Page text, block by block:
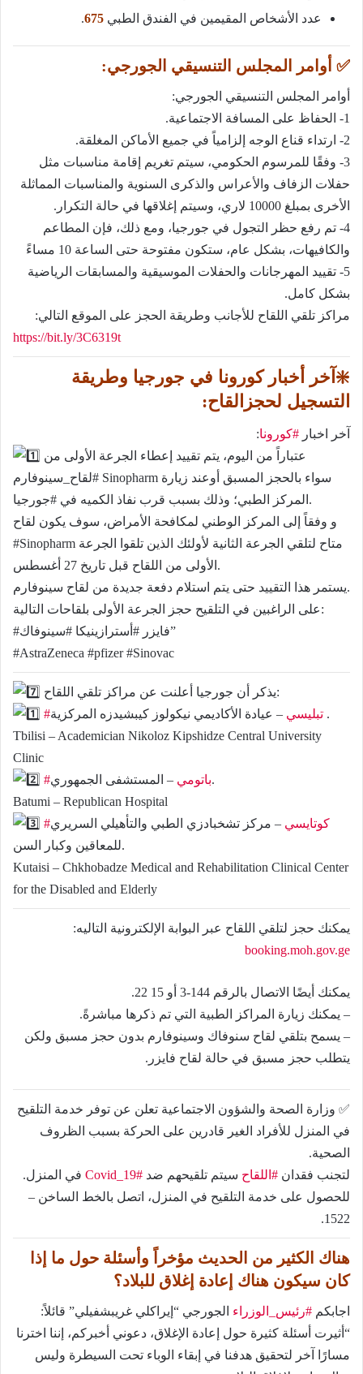
عدد الأشخاص المقيمين في الفندق الطبي
.
✅ أوامر المجلس التنسيقي الجورجي:
أوامر المجلس التنسيقي الجورجي:
1- الحفاظ على المسافة الاجتماعية.
2- ارتداء قناع الوجه إلزامياً في جميع الأماكن المغلقة.
3- وفقًا للمرسوم الحكومي، سيتم تغريم إقامة مناسبات مثل
حفلات الزفاف والأعراس والذكرى السنوية والمناسبات المماثلة
الأخرى بمبلغ 10000 لاري، وسيتم إغلاقها في حالة التكرار.
4- تم رفع حظر التجول في جورجيا، ومع ذلك، فإن المطاعم
والكافيهات، بشكل عام، ستكون مفتوحة حتى الساعة 10 مساءً
5- تقييد المهرجانات والحفلات الموسيقية والمسابقات الرياضية
بشكل كامل.
مراكز تلقي اللقاح للأجانب وطريقة الحجز على الموقع التالي:
https://bit.ly/3C6319t
❇️آخر أخبار كورونا في جورجيا وطريقة
التسجيل لحجزالقاح:
آخر اخبار #كورونا:
#لقاح_سينوفارم Sinopharm سواء بالحجز المسبق أوعند زيارة
المركز الطبي؛ وذلك بسبب قرب نفاذ الكميه في #جورجيا.
و وفقاً إلى المركز الوطني لمكافحة الأمراض، سوف يكون لقاح
#Sinopharm متاح لتلقي الجرعة الثانية لأولئك الذين تلقوا الجرعة
الأولى من اللقاح قبل تاريخ 27 أغسطس.
يستمر هذا التقييد حتى يتم استلام دفعة جديدة من لقاح سينوفارم.
على الراغبين في التلقيح حجز الجرعة الأولى بلقاحات التالية:
#فايزر #أسترازينيكا #سينوفاك”
#AstraZeneca #pfizer #Sinovac
يذكر أن جورجيا أعلنت عن مراكز تلقي اللقاح:
#تبليسي – عيادة الأكاديمي نيكولوز كيبشيدزه المركزية .
Tbilisi – Academician Nikoloz Kipshidze Central University
Clinic
#باتومي– المستشفى الجمهوري.
Batumi – Republican Hospital
#كوتايسي – مركز تشخبادزي الطبي والتأهيلي السريري
للمعاقين وكبار السن.
Kutaisi – Chkhobadze Medical and Rehabilitation Clinical Center
for the Disabled and Elderly
يمكنك حجز لتلقي اللقاح عبر البوابة الإلكترونية التاليه:
booking.moh.gov.ge
يمكنك أيضًا الاتصال بالرقم 144-3 أو 15 22.
– يمكنك زيارة المراكز الطبية التي تم ذكرها مباشرةً.
– يسمح بتلقي لقاح سنوفاك وسينوفارم بدون حجز مسبق ولكن
يتطلب حجز مسبق في حالة لقاح فايزر.
✅ وزارة الصحة والشؤون الاجتماعية تعلن عن توفر خدمة التلقيح
في المنزل للأفراد الغير قادرين على الحركة بسبب الظروف
الصحية.
لتجنب فقدان #اللقاح سيتم تلقيحهم ضد #Covid_19
في المنزل.
للحصول على خدمة التلقيح في المنزل، اتصل بالخط الساخن –
1522.
هناك الكثير من الحديث مؤخراً وأسئلة حول ما إذا
كان سيكون هناك إعادة إغلاق للبلاد؟
اجابكم #رئيس_الوزراء الجورجي “إيراكلي غريبشفيلي” قائلاً:
“أثيرت أسئلة كثيرة حول إعادة الإغلاق، دعوني أخبركم، إننا اخترنا
مسارًا آخر لتحقيق هدفنا في إبقاء الوباء تحت السيطرة وليس